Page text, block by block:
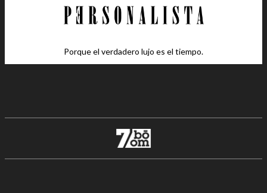
Porque el verdadero lujo es el tiempo.